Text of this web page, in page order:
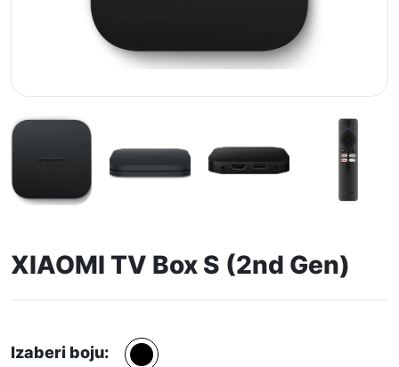
XIAOMI TV Box S (2nd Gen)
Izaberi boju: